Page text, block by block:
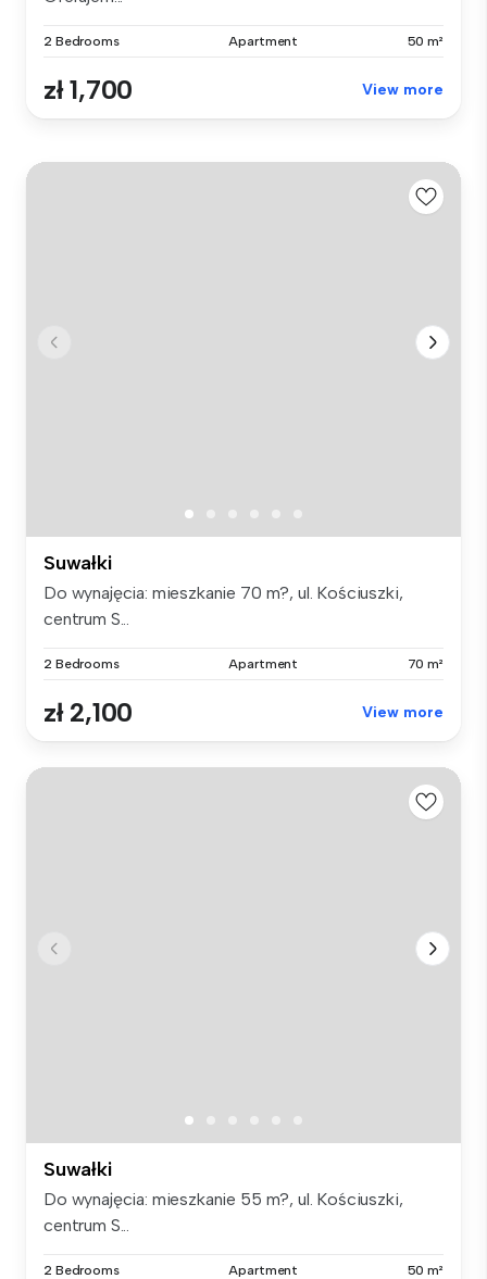
2 Bedrooms Apartment 50 m²
zł 1,700 View more
Suwałki
Do wynajęcia: mieszkanie 70 m?, ul. Kościuszki,
centrum S...
2 Bedrooms Apartment 70 m²
zł 2,100 View more
Suwałki
Do wynajęcia: mieszkanie 55 m?, ul. Kościuszki,
centrum S...
2 Bedrooms Apartment 50 m²